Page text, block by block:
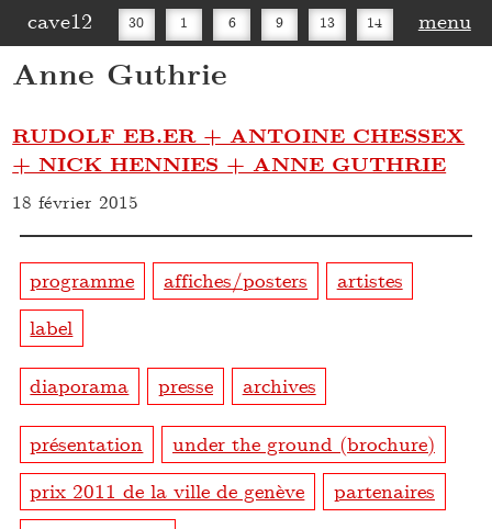
cave12 30 1 6 9 13 14
16
menu
Anne Guthrie
RUDOLF EB.ER + ANTOINE CHESSEX
+ NICK HENNIES + ANNE GUTHRIE
18 février 2015
programme affiches/posters
artistes
label
diaporama presse archives
présentation
under the ground (brochure)
prix 2011 de la ville de genève
partenaires